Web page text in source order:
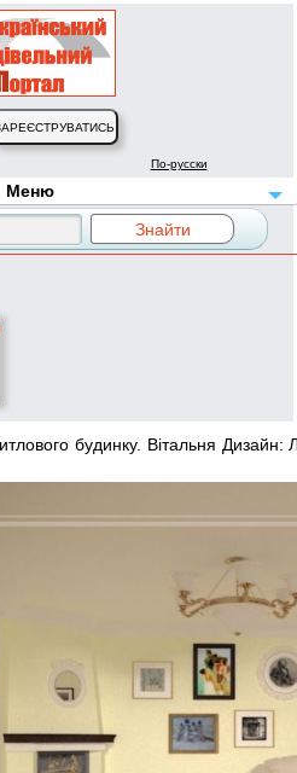
По-русски
Меню
будинку. Вітальня